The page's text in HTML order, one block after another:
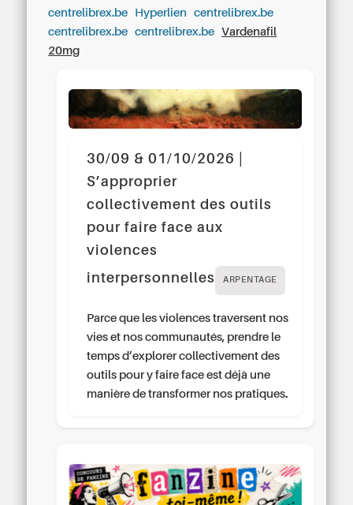
centrelibrex.be Hyperlien
centrelibrex.be
centrelibrex.be
centrelibrex.be
Vardenafil
20mg
30/09 & 01/10/2026 |
S’approprier
collectivement des outils
pour faire face aux
violences
interpersonnelles
ARPENTAGE
Parce que les violences traversent nos
vies et nos communautés, prendre le
temps d’explorer collectivement des
outils pour y faire face est déjà une
manière de transformer nos pratiques.